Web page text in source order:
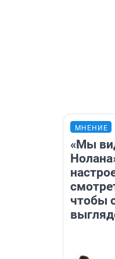
МНЕНИЕ
«Мы
чтобы